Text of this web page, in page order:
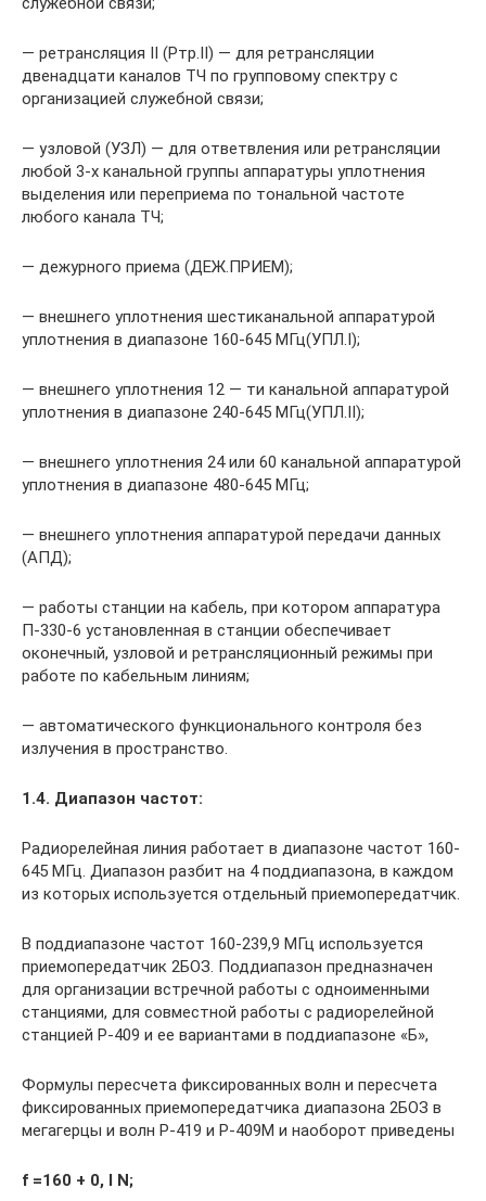
— ретрансляция II (Ртр.II) — для ретрансляции
двенадцати каналов ТЧ по групповому спектру с
организацией служеб­ной связи;
— узловой (УЗЛ) — для ответвления или ретрансляции
любой 3-х канальной группы аппаратуры уплотнения
выделения или переприема по тональной частоте
любого канала ТЧ;
— дежурного приема (ДЕЖ.ПРИЕМ);
— внешнего уплотнения шестиканальной аппаратурой
уплотнения в диапазоне 160-645 МГц(УПЛ.I);
— внешнего уплотнения 12 — ти канальной аппаратурой
уплот­нения в диапазоне 240-645 МГц(УПЛ.II);
— внешнего уплотнения 24 или 60 канальной аппаратурой
уплотнения в диапазоне 480-645 МГц;
— внешнего уплотнения аппаратурой передачи данных
(АПД);
— работы станции на кабель, при котором аппаратура
П-330-6 установленная в станции обеспечивает
оконечный, узловой и ретрансляционный режимы при
работе по кабельным линиям;
— автоматического функционального контроля без
излучения в пространство.
1.4. Диапазон частот:
Радиорелейная линия работает в диапазоне частот 160-
645 МГц. Диапазон разбит на 4 поддиапазона, в каждом
из которых используется отдельный приемопередатчик.
В поддиапазоне частот 160-239,9 МГц используется
приемопередатчик 2БОЗ. Поддиапазон предназначен
для организации встречной работы с одноименными
станциями, для совместной работы с радиорелейной
станцией Р-409 и ее вариантами в поддиапазоне «Б»,
Формулы пересчета фиксированных волн и пересчета
фиксированных приемопередатчика диапазона 2БОЗ в
мегагерцы и волн Р-419 и Р-409М и наоборот приведены
f =160 + 0, l N;